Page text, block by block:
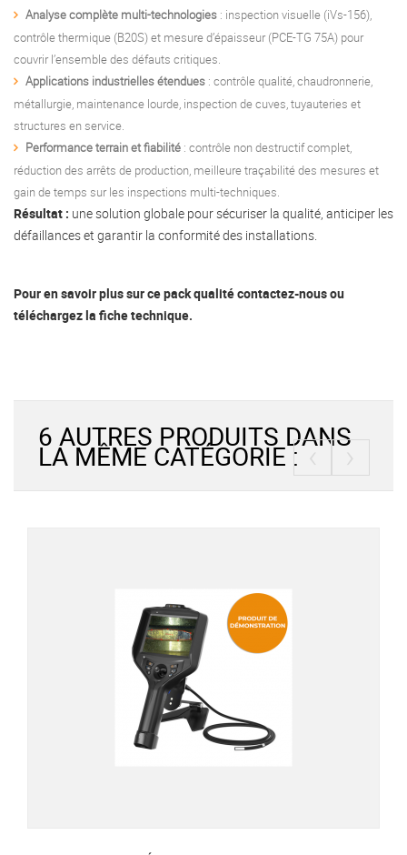
Analyse complète multi-technologies : inspection visuelle (iVs-156),
contrôle thermique (B20S) et mesure d’épaisseur (PCE-TG 75A) pour
couvrir l’ensemble des défauts critiques.
Applications industrielles étendues : contrôle qualité, chaudronnerie,
métallurgie, maintenance lourde, inspection de cuves, tuyauteries et
structures en service.
Performance terrain et fiabilité : contrôle non destructif complet,
réduction des arrêts de production, meilleure traçabilité des mesures et
gain de temps sur les inspections multi-techniques.
Résultat : une solution globale pour sécuriser la qualité, anticiper les
défaillances et garantir la conformité des installations.
Pour en savoir plus sur ce pack qualité contactez-nous ou
téléchargez la fiche technique.
6 AUTRES PRODUITS DANS
LA MÊME CATÉGORIE : ‹ ›